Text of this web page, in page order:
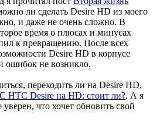
ли сделать Desire HD из моего
и даже не очень сложно. В
время о плюсах и минусах
к превращению. После всех
Desire HD в корпусе
ошибок не возникло.
переходить ли на Desire HD,
С HTC Desire на HD: стоит ли?. А я
что хочет обновить свой